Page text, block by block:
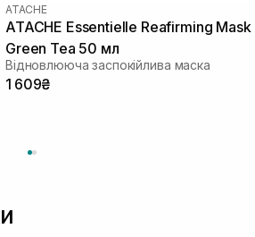
ATACHE
ATACHE Essentielle Reafirming Mask
Green Tea 50 мл
Відновлююча заспокійлива маска
1 609₴